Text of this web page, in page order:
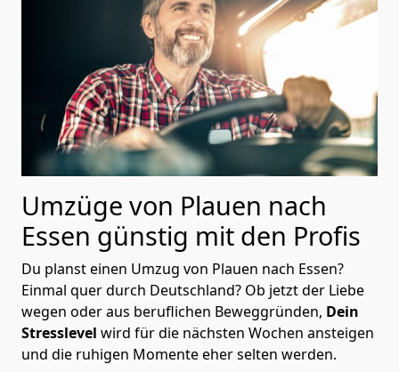
Umzüge von Plauen nach
Essen günstig mit den Profis
Du planst einen Umzug von Plauen nach Essen?
Einmal quer durch Deutschland? Ob jetzt der Liebe
wegen oder aus beruflichen Beweggründen, Dein
Stresslevel wird für die nächsten Wochen ansteigen
und die ruhigen Momente eher selten werden.